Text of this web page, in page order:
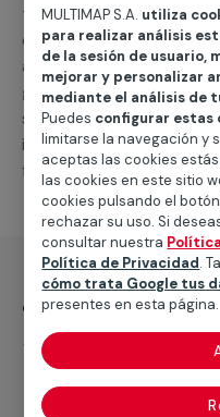
técnico de MULTIMAP
contigo para informarte
alternativas que
general de
suministro de los
intervenciones a
falta para completar tu
¿Qué incluye?
MULTIMAP S.A. utiliza
para realizar análisis
de la sesión de
mejorar y personalizar
mediante el análisis de
Puedes configurar estas
limitarse la navegación y
aceptas las cookies
las cookies en este sitio
cookies pulsando el
rechazar su uso. Si
consultar nuestra
Política de Privacidad.
cómo trata Google tus
presentes en esta página.